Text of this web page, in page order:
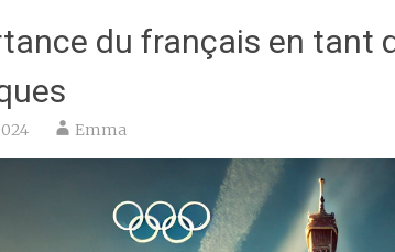
du français en tant
Emma